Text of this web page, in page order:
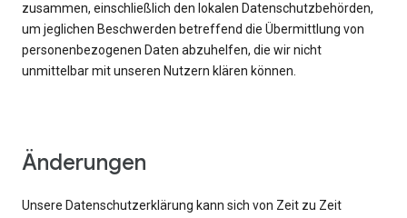
zusammen, einschließlich den lokalen Datenschutzbehörden,
um jeglichen Beschwerden betreffend die Übermittlung von
personenbezogenen Daten abzuhelfen, die wir nicht
unmittelbar mit unseren Nutzern klären können.
Änderungen
Unsere Datenschutzerklärung kann sich von Zeit zu Zeit